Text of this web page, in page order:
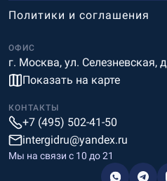
ОФИС
г. Москва, ул. Селезневская,
Показать на карте
Политики и соглашения
КОНТАКТЫ
+7 (495) 502-41-50
intergidru@yandex.ru
Мы на связи c 10 до 21